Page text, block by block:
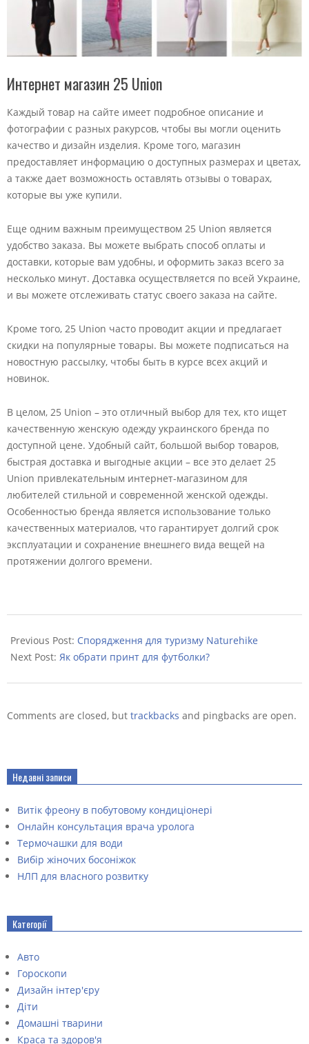
Интернет магазин 25 Union
Каждый товар на сайте имеет подробное описание и
фотографии с разных ракурсов, чтобы вы могли оценить
качество и дизайн изделия. Кроме того, магазин
предоставляет информацию о доступных размерах и цветах,
а также дает возможность оставлять отзывы о товарах,
которые вы уже купили.
Еще одним важным преимуществом 25 Union является
удобство заказа. Вы можете выбрать способ оплаты и
доставки, которые вам удобны, и оформить заказ всего за
несколько минут. Доставка осуществляется по всей Украине,
и вы можете отслеживать статус своего заказа на сайте.
Кроме того, 25 Union часто проводит акции и предлагает
скидки на популярные товары. Вы можете подписаться на
новостную рассылку, чтобы быть в курсе всех акций и
новинок.
В целом, 25 Union – это отличный выбор для тех, кто ищет
качественную женскую одежду украинского бренда по
доступной цене. Удобный сайт, большой выбор товаров,
быстрая доставка и выгодные акции – все это делает 25
Union привлекательным интернет-магазином для
любителей стильной и современной женской одежды.
Особенностью бренда является использование только
качественных материалов, что гарантирует долгий срок
эксплуатации и сохранение внешнего вида вещей на
протяжении долгого времени.
04-
16
Previous Post: Спорядження для туризму Naturehike
Next Post: Як обрати принт для футболки?
Comments are closed, but trackbacks and pingbacks are open.
Недавні записи
Витік фреону в побутовому кондиціонері
Онлайн консультация врача уролога
Термочашки для води
Вибір жіночих босоніжок
НЛП для власного розвитку
Категорії
Авто
Гороскопи
Дизайн інтер'єру
Діти
Домашні тварини
Краса та здоров'я